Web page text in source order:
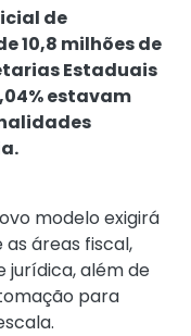
de
10,8 milhões de
Estaduais
estavam
modelo exigirá
áreas fiscal,
jurídica, além de
para